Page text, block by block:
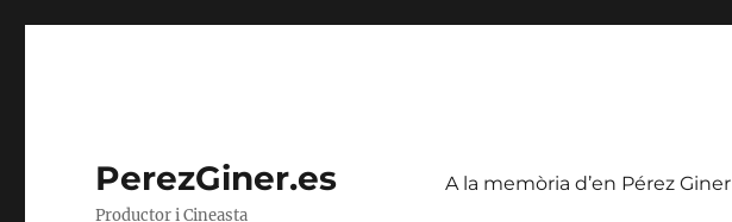
PerezGiner.es
Productor i Cineasta
A la memòria d’en Pérez Giner